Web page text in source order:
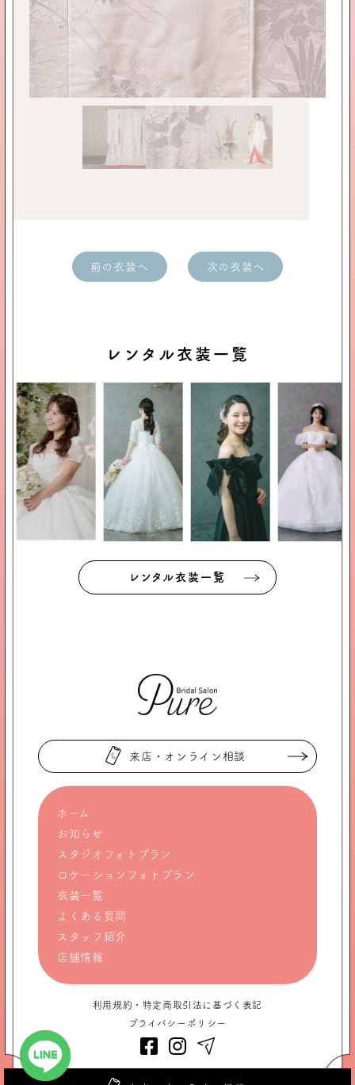
前の衣装へ 次の衣装へ
レンタル衣装一覧
レンタル衣装一覧
来店・オンライン相談
ホーム
お知らせ
スタジオフォトプラン
ロケーションフォトプラン
衣装一覧
よくある質問
スタッフ紹介
店舗情報
利用規約・特定商取引法に基づく表記
プライバシーポリシー